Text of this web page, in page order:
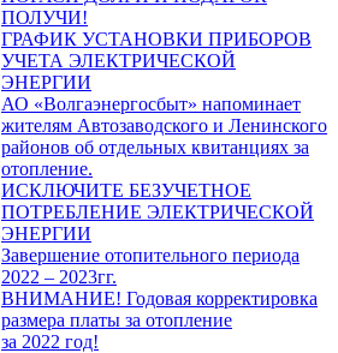
ПОЛУЧИ!
ГРАФИК УСТАНОВКИ ПРИБОРОВ
УЧЕТА ЭЛЕКТРИЧЕСКОЙ
ЭНЕРГИИ
АО «Волгаэнергосбыт» напоминает
жителям Автозаводского и Ленинского
районов об отдельных квитанциях за
отопление.
ИСКЛЮЧИТЕ БЕЗУЧЕТНОЕ
ПОТРЕБЛЕНИЕ ЭЛЕКТРИЧЕСКОЙ
ЭНЕРГИИ
Завершение отопительного периода
2022 – 2023гг.
ВНИМАНИЕ! Годовая корректировка
размера платы за отопление
за 2022 год!